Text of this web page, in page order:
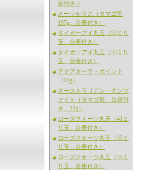
座付き＞
オーソセラス（タマゴ型
197g、台座付き）
タイガーアイ丸玉（53ミリ
玉、台座付き）
タイガーアイ丸玉（33ミリ
玉、台座付き）
アクアオーラ・ポイント
（11g）
オーストラリアン・クンツ
ァイト（タマゴ形、台座付
き、22g）
ローズクオーツ丸玉（41ミ
リ玉、台座付き）
ローズクオーツ丸玉（35ミ
リ玉、台座付き）
ローズクオーツ丸玉（35ミ
リ玉、台座付き）